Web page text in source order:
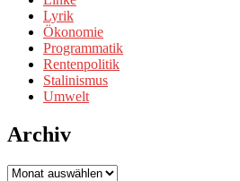
Lyrik
Ökonomie
Programmatik
Rentenpolitik
Stalinismus
Umwelt
Archiv
Archiv